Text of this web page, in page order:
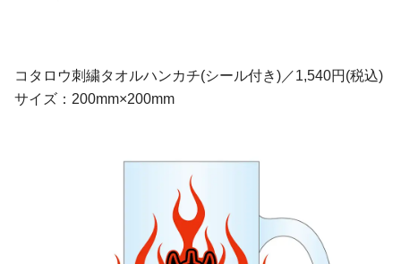
コタロウ刺繍タオルハンカチ(シール付き)／1,540円(税込)
サイズ：200mm×200mm